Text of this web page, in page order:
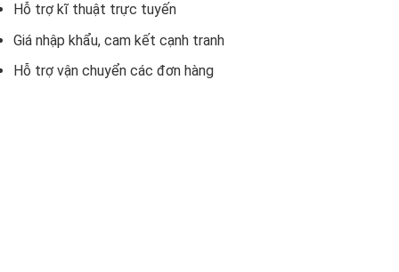
Hỗ trợ kĩ thuật trực tuyến
Giá nhập khẩu, cam kết cạnh tranh
Hỗ trợ vận chuyển các đơn hàng